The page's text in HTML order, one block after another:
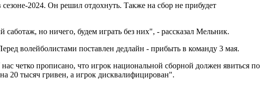
2024. Он решил отдохнуть. Также на сбор не прибудет
но ничего, будем играть без них", - рассказал Мельник.
волейболистами поставлен дедлайн - прибыть в команду 3 мая.
четко прописано, что игрок национальной сборной должен явиться по
20 тысяч гривен, а игрок дисквалифицирован".